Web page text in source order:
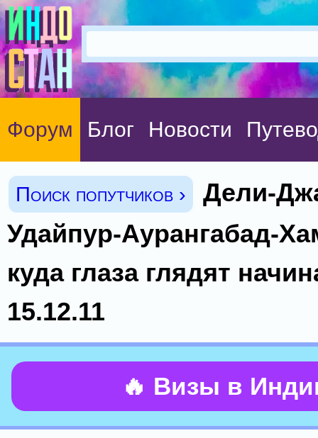
Форум Блог Новости
Поиск попутчиков ›
Дели-
Удайпур-Аурангабад-
куда глаза глядят
15.12.11
🔥 Визы в